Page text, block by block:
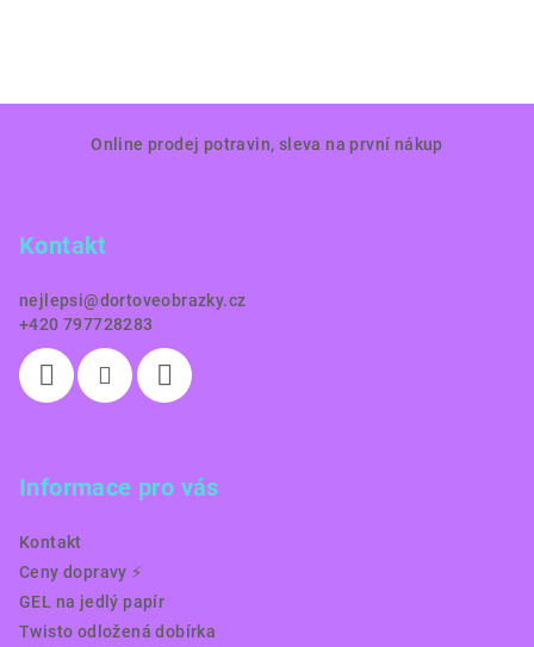
Online prodej potravin, sleva na první nákup
Kontakt
nejlepsi@dortoveobrazky.cz
+420 797728283
Informace pro vás
Kontakt
Ceny dopravy ⚡️
GEL na jedlý papír
Twisto odložená dobírka